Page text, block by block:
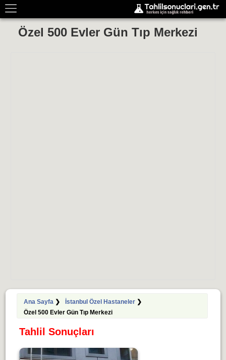
Özel 500 Evler Gün Tıp Merkezi
Ana Sayfa❯ İstanbul Özel Hastaneler❯
Özel 500 Evler Gün Tıp Merkezi
Tahlil Sonuçları